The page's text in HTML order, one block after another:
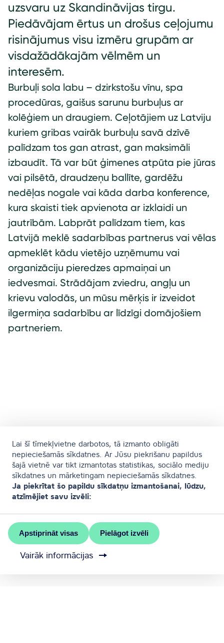
uzsvaru uz Skandināvijas tirgu.
Piedāvājam ērtus un drošus ceļojumu
risinājumus visu izmēru grupām ar
visdažādākajām vēlmēm un
interesēm.
Burbuļi sola labu – dzirkstošu vīnu, spa
procedūras, gaišus sarunu burbuļus ar
kolēģiem un draugiem. Ceļotājiem uz Latviju
kuriem gribas vairāk burbuļu savā dzīvē
palīdzam tos gan atrast, gan maksimāli
izbaudīt. Tā var būt ģimenes atpūta pie jūras
vai pilsētā, draudzeņu ballīte, gardēžu
nedēļas nogale vai kāda darba konference,
kura skaisti tiek apvienota ar izklaidi un
jautrībām. Labprāt palīdzam tiem, kas
Latvijā meklē sadarbības partnerus vai vēlas
apmeklēt kādu vietējo uzņēmumu vai
organizāciju pieredzes apmaiņai un
iedvesmai. Strādājam zviedru, angļu un
krievu valodās, un mūsu mērķis ir izveidot
ilgermiņa sadarbību ar līdzīgi domājošiem
partneriem.
Lai šī tīmekļvietne darbotos, tā izmanto obligāti
nepieciešamās sīkdatnes. Ar Jūsu piekrišanu papildus
šajā vietnē var tikt izmantotas statistikas, sociālo mediju
sīkdatnes un mārketingam nepieciešamās sīkdatnes.
Ja piekrītat šo papildu sīkdatņu izmantošanai, lūdzu,
atzīmējiet savu izvēli:
Apstiprināt visas Pielāgot izvēli
Vairāk informācijas